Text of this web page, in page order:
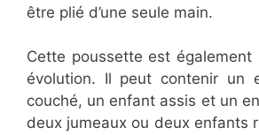
être plié d’une seule main.
Cette poussette est également
évolution. Il peut contenir un
couché, un enfant assis et un
deux jumeaux ou deux enfants